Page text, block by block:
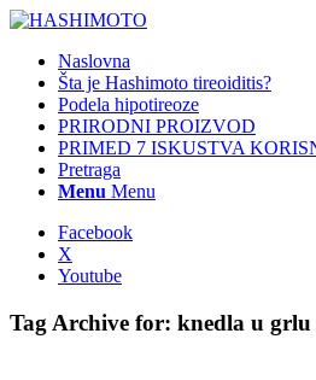
Naslovna
Šta je Hashimoto tireoiditis?
Podela hipotireoze
PRIRODNI PROIZVOD
PRIMED 7 ISKUSTVA
Pretraga
Menu Menu
Facebook
X
Youtube
Tag Archive for: knedla u grlu